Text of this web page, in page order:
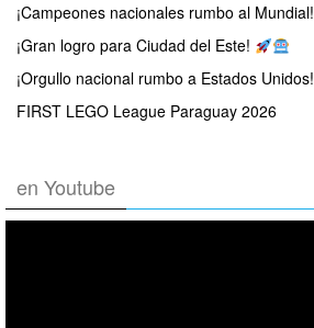
¡Campeones nacionales rumbo al Mundial!
¡Gran logro para Ciudad del Este!
¡Orgullo nacional rumbo a Estados Unidos!
FIRST LEGO League Paraguay 2026
en Youtube